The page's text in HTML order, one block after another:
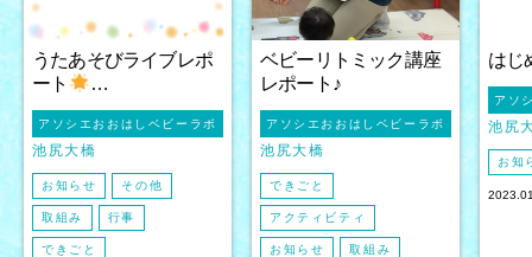
うたあそびライブレポ
ート
…
アソシエおおはしベビーラボ
池尻大橋
お知らせ その他
取組み 行事
できごと
ベビーリトミック講座
レポート♪
アソシエおおはしベビーラボ
池尻大橋
できごと
アクティビティ
お知らせ 取組み
はじ
アソ
池尻
お知